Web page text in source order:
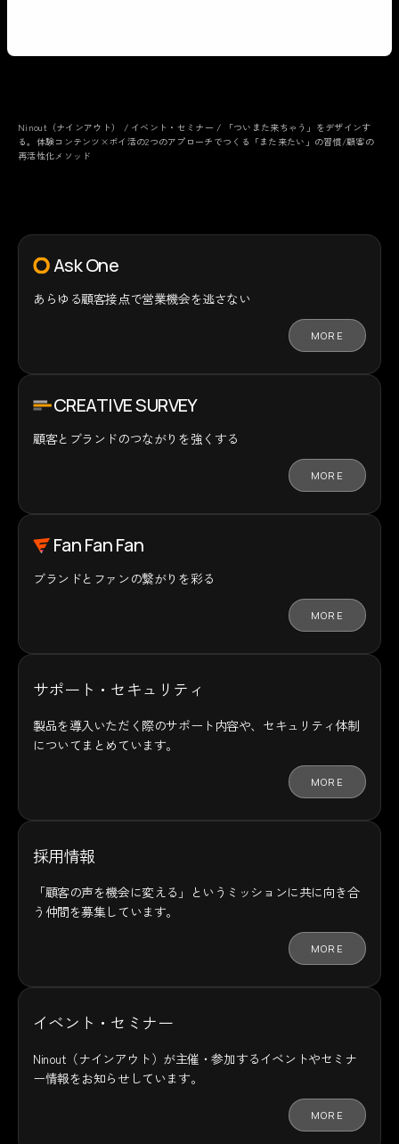
Ninout（ナインアウト） / イベント・セミナー /
「ついまた来ちゃう」をデザインす
る。体験コンテンツ×ポイ活の2つのアプローチでつくる「また来たい」の習慣/顧客の
再活性化メソッド
Ask One
あらゆる顧客接点で営業機会を逃さない
MORE
CREATIVE SURVEY
顧客とブランドのつながりを強くする
MORE
Fan Fan Fan
ブランドとファンの繋がりを彩る
MORE
サポート・セキュリティ
製品を導入いただく際のサポート内容や、セキュリティ体制
についてまとめています。
MORE
採用情報
「顧客の声を機会に変える」というミッションに共に向き合
う仲間を募集しています。
MORE
イベント・セミナー
Ninout（ナインアウト）が主催・参加するイベントやセミナ
ー情報をお知らせしています。
MORE